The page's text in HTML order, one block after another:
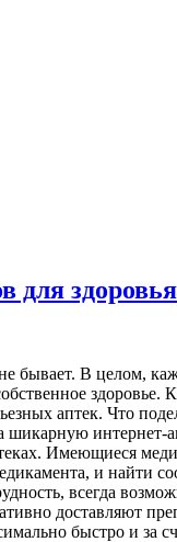
для здоровья
бывает. В целом,
аптек. Что
шикарную интернет-
Имеющиеся
и найти
всегда
доставляют
быстро и